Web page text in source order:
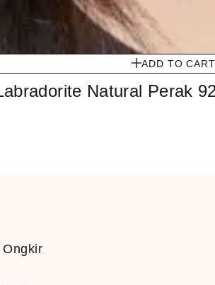
ADD TO CART
Natural Perak